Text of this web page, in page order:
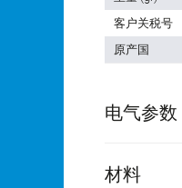
客户关税号
原产国
电气参数
材料